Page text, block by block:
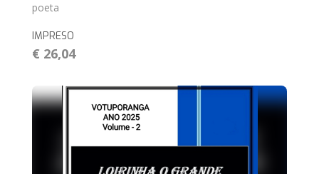
poeta
IMPRESO
€ 26,04